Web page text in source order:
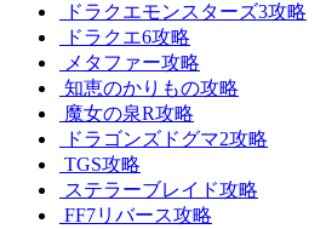
ドラクエモンスターズ3攻略
ドラクエ6攻略
メタファー攻略
知恵のかりもの攻略
魔女の泉R攻略
ドラゴンズドグマ2攻略
TGS攻略
ステラーブレイド攻略
FF7リバース攻略